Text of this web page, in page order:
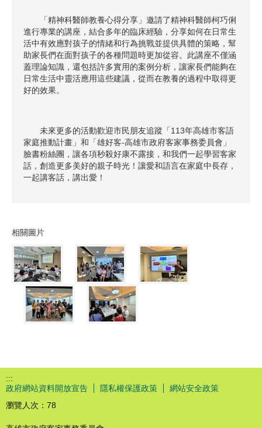
「精神科醫師教養心得分享」邀請了精神科醫師柯巧俐
進行專業的講座，結合多年的臨床經驗，分享如何在日常生
活中有效應對孩子的情緒和行為挑戰並提供具體的策略，幫
助家長們在面對孩子的各種問題時更加從容。此講座不僅涵
蓋理論知識，還包括許多實用的案例分析，讓家長們能夠在
日常生活中靈活應用這些建議，從而在教養的過程中取得更
好的效果。
未來更多的活動歡迎市民朋友追蹤「113年高雄市客語
家庭推動計畫」和「雄好客-高雄市政府客家事務委員會」
臉書粉絲團，讓各項秒殺好康不露接，和我們一起學習客家
話，創造更多美好的親子時光！讓愛和語言在家庭中長存，
一起講客話，講出愛！
相關圖片
:::
政府網站資料開放宣告
隱私權保護政策
網站安全政策
瀏覽人次： 78